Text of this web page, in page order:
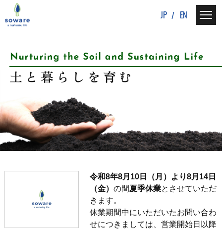
JP EN
令和8年8月10日（月）より8月14日
（金） の間夏季休業とさせていただ
きます。
休業期間中にいただいたお問い合わ
せにつきましては、営業開始日以降